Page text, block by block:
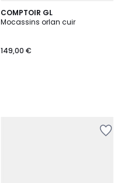
COMPTOIR GL
Mocassins orlan cuir
149,00 €